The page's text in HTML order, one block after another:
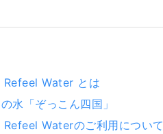
Refeel Water とは
水「ぞっこん四国」
Refeel Waterのご利用について